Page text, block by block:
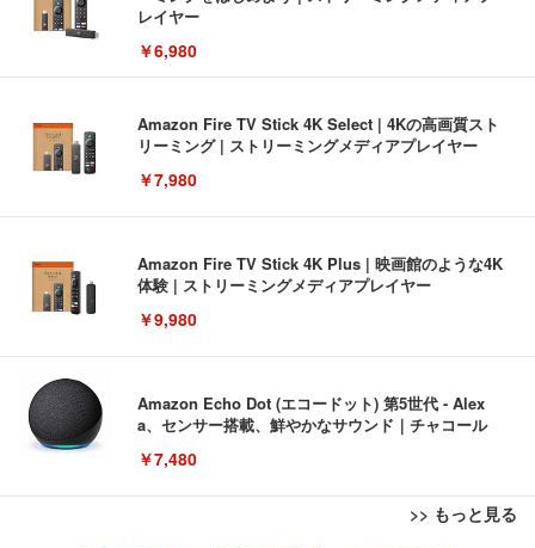
レイヤー
￥6,980
Amazon Fire TV Stick 4K Select | 4Kの高画質スト
リーミング | ストリーミングメディアプレイヤー
￥7,980
Amazon Fire TV Stick 4K Plus | 映画館のような4K
体験 | ストリーミングメディアプレイヤー
￥9,980
Amazon Echo Dot (エコードット) 第5世代 - Alex
a、センサー搭載、鮮やかなサウンド｜チャコール
￥7,480
>> もっと見る